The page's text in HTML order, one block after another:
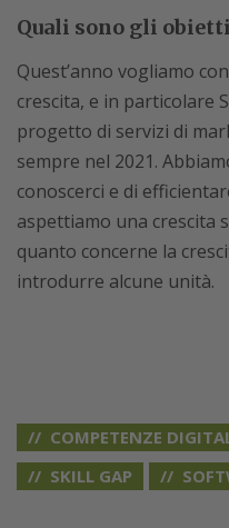
Quali sono gli
Quest’anno vogliamo
crescita, e in particolare
progetto di servizi di
sempre nel 2021.
conoscerci e di
aspettiamo una crescita
quanto concerne la
introdurre alcune unità.
COMPETENZE
SKILL GAP